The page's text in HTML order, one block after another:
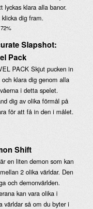
lyckas klara alla banor.
dig fram.
72%
Slapshot:
Pack
PACK Skjut pucken in
klara dig genom alla
i detta spelet.
dig av olika förmål på
för att få in den i målet.
Shift
en liten demon som kan
2 olika världar. Den
och demonvärlden.
kan vara olika i
världar så om du byter i